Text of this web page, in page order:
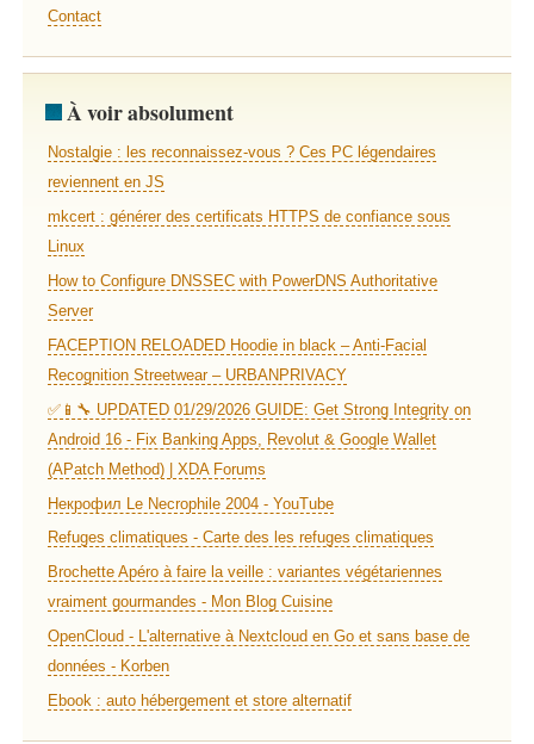
Contact
À voir absolument
Nostalgie : les reconnaissez-vous ? Ces PC légendaires
reviennent en JS
mkcert : générer des certificats HTTPS de confiance sous
Linux
How to Configure DNSSEC with PowerDNS Authoritative
Server
FACEPTION RELOADED Hoodie in black – Anti-Facial
Recognition Streetwear – URBANPRIVACY
✅📱🔧 UPDATED 01/29/2026 GUIDE: Get Strong Integrity on
Android 16 - Fix Banking Apps, Revolut & Google Wallet
(APatch Method) | XDA Forums
Некрофил Le Necrophile 2004 - YouTube
Refuges climatiques - Carte des les refuges climatiques
Brochette Apéro à faire la veille : variantes végétariennes
vraiment gourmandes - Mon Blog Cuisine
OpenCloud - L'alternative à Nextcloud en Go et sans base de
données - Korben
Ebook : auto hébergement et store alternatif